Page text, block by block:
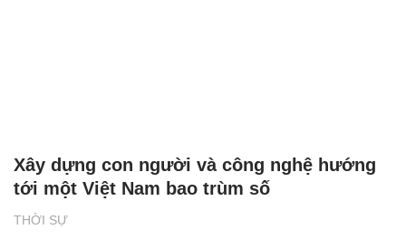
THỜI SỰ
Xây dựng con người và công nghệ hướng
tới một Việt Nam bao trùm số